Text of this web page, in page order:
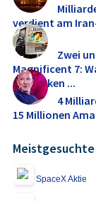
verdient am
Zwei
Magnificent 7:
umdenken ...
4
15 Millionen
SpaceX Aktie